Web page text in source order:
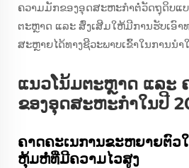
ຄວາມມັກຂອງອຸດສະຫະກຳຕໍ່ວັດຖຸດິບແ
ຕະຫຼາດ ແລະ ສົ່ງເສີມໃຫ້ມີການຮັບເອົາ
ສະຫຼາຍໄດ້ທາງຊີວະພາບເຂົ້າໃນການນຳ
ແນວໂນ້ມຕະຫຼາດ ແລະ
ຂອງອຸດສະຫະກຳໃນປີ
ຄາດຄະເນການຂະຫຍາຍຕົວ
ຫຸ້ມຫໍ່ທີ່ມີຄວາມໄວສູງ